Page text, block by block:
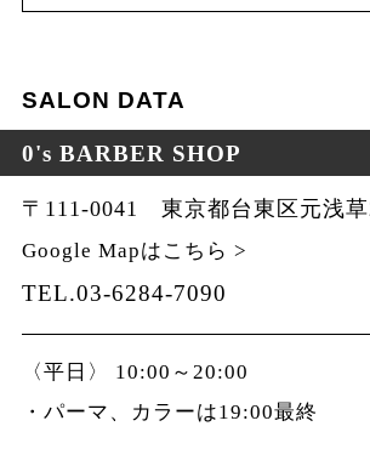
SALON DATA
0's BARBER SHOP
〒111-0041 東京都台東区元浅
Google Mapはこちら >
TEL.03-6284-7090
〈平日〉 10:00～20:00
・パーマ、カラーは19:00最終